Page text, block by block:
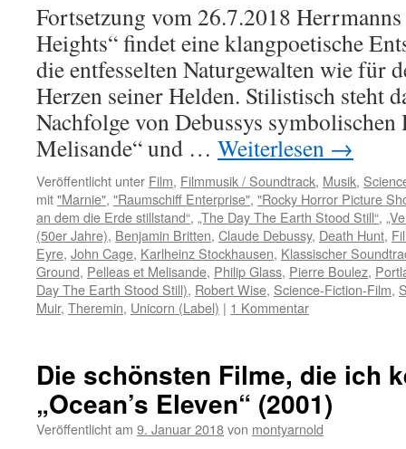
Fortsetzung vom 26.7.2018
Heights“ findet eine klangpoetische
die entfesselten Naturgewalten wie für
Herzen seiner Helden. Stilistisch steht
Nachfolge von Debussys symbolischen
Melisande“ und … Weiterlesen →
Veröffentlicht unter Film, Filmmusik / Soundtrack, Musik,
mit"Marnie", "Raumschiff Enterprise", "Rocky Horror Picture
an dem die Erde stillstand“, „The Day The Earth Stood Still“,
(50er Jahre), Benjamin Britten, Claude Debussy, Death Hunt,
Eyre, John Cage, Karlheinz Stockhausen, Klassischer
Ground, Pelleas et Melisande, Philip Glass, Pierre Boulez,
Day The Earth Stood Still), Robert Wise, Science-Fiction-Film,
Muir, Theremin, Unicorn (Label) | 1 Kommentar
Die schönsten Filme, die ich
„Ocean’s Eleven“ (2001)
Veröffentlicht am 9. Januar 2018von montyarnold